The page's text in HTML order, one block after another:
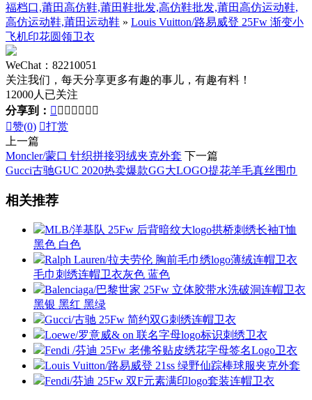
福档口,莆田高仿鞋,莆田鞋批发,高仿鞋批发,莆田高仿运动鞋,
高仿运动鞋,莆田运动鞋 » Louis Vuitton/路易威登 25Fw 渐变小
飞机印花圆领卫衣
WeChat：82210051
关注我们，每天分享更多有趣的事儿，有趣有料！
12000人已关注
分享到：       
赞(0) 打赏
上一篇
Moncler/蒙口 针织拼接羽绒夹克外套 下一篇
Gucci古驰GUC 2020热卖爆款GG大LOGO提花羊毛真丝围巾
相关推荐
MLB/洋基队 25Fw 后背暗纹大logo拱桥刺绣长袖T恤
黑色 白色
Ralph Lauren/拉夫劳伦 胸前毛巾绣logo薄绒连帽卫衣
毛巾刺绣连帽卫衣灰色 蓝色
Balenciaga/巴黎世家 25Fw 立体胶带水洗破洞连帽卫衣
黑银 黑红 黑绿
Gucci/古驰 25Fw 简约双G刺绣连帽卫衣
Loewe/罗意威& on 联名字母logo标识刺绣卫衣
Fendi /芬迪 25Fw 老佛爷贴皮绣花字母签名Logo卫衣
Louis Vuitton/路易威登 21ss 绿野仙踪棒球服夹克外套
Fendi/芬迪 25Fw 双F元素满印logo套装连帽卫衣